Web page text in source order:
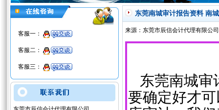
客服一：
客服二：
客服三：
东莞南城审计报告资料 南
来源：东莞市辰信会计代理有限
东莞南城审
要确定好才